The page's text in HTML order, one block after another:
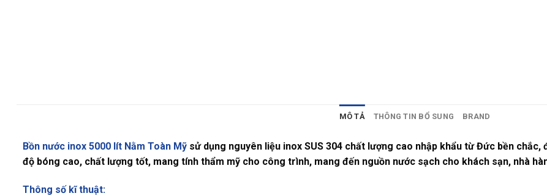
MÔ TẢ THÔNG TIN BỔ SUNG BRAND
Bồn nước inox 5000 lít Nằm Toàn Mỹ sử dụng nguyên liệu inox SUS 304 chất lượng cao nhập khẩu từ Đức bền
độ bóng cao, chất lượng tốt, mang tính thẩm mỹ cho công trình, mang đến nguồn nước sạch cho khách sạn, nhà
Thông số kĩ thuật: